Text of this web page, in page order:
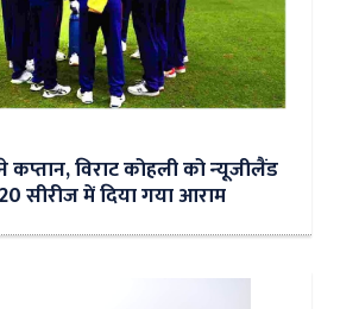
कप्तान, विराट कोहली को न्‍यूजीलैंड
सीरीज में दिया गया आराम